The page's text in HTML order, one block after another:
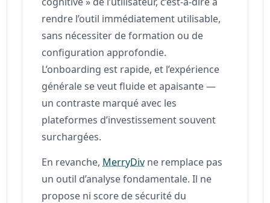
rendre l’outil immédiatement utilisable,
sans nécessiter de formation ou de
configuration approfondie.
L’onboarding est rapide, et l’expérience
générale se veut fluide et apaisante —
un contraste marqué avec les
plateformes d’investissement souvent
surchargées.
En revanche, MerryDiv ne remplace pas
un outil d’analyse fondamentale. Il ne
propose ni score de sécurité du